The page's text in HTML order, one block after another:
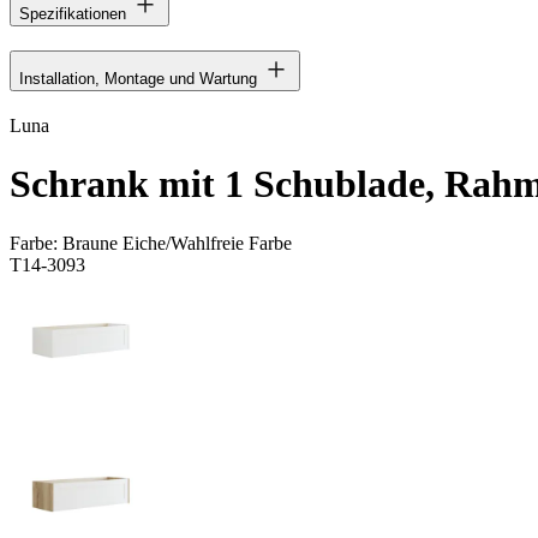
Spezifikationen
Installation, Montage und Wartung
Luna
Schrank mit 1 Schublade,
Farbe: Braune Eiche/Wahlfreie Farbe
T14-3093